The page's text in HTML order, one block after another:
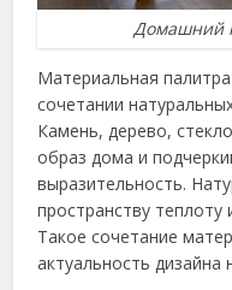
Домашний
Материальная
сочетании
Камень, дерево,
образ дома и
выразительность.
пространству
Такое сочетание
актуальность дизайна